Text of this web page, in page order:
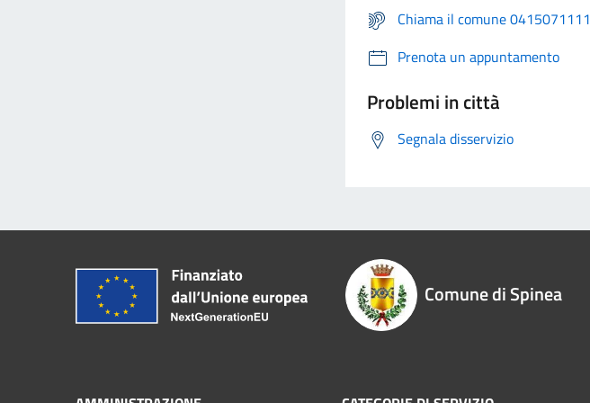
Chiama il comune 0415071111
Prenota un appuntamento
Problemi in città
Segnala disservizio
Comune di Spinea